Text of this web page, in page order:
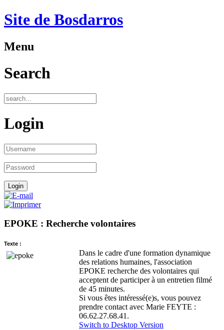
Site de Bosdarros
Menu
Search
Login
EPOKE : Recherche volontaires
Texte :
Dans le cadre d'une formation dynamique
des relations humaines, l'association
EPOKE recherche des volontaires qui
acceptent de participer à un entretien filmé
de 45 minutes.
Si vous êtes intéressé(e)s, vous pouvez
prendre contact avec Marie FEYTE :
06.62.27.68.41.
Switch to Desktop Version